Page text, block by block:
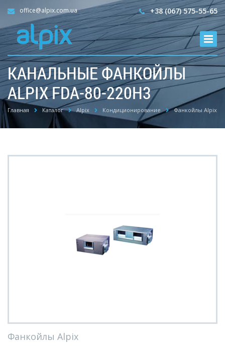
+38 (067) 575-55-65
office@alpix.com.ua
КАНАЛЬНЫЕ ФАНКОЙЛЫ
ALPIX FDA-80-220H3
Главная Каталог Alpix Кондиционирование Фанкойлы Alpix
Фанкойлы Alpix